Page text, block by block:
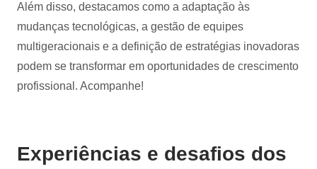
Além disso, destacamos como a adaptação às
mudanças tecnológicas, a gestão de equipes
multigeracionais e a definição de estratégias inovadoras
podem se transformar em oportunidades de crescimento
profissional. Acompanhe!
Experiências e desafios dos